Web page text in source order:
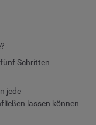
fünf Schritten
jede
lassen können